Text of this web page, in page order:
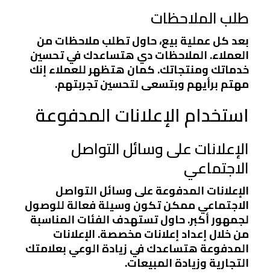
طلب الملاحظات
بعد كل عملية بيع، حاول تطلب ملاحظات من
العملاء. الملاحظات دي هتساعدك في تحسين
خدماتك ومنتجاتك. كمان هتظهر للعملاء إنك
مهتم برأيهم وبتسعى لتحسين تجربتهم.
استخدام الإعلانات المدفوعة
الإعلانات على وسائل التواصل
الاجتماعي
الإعلانات المدفوعة على وسائل التواصل
الاجتماعي ممكن تكون وسيلة فعالة للوصول
لجمهور أكبر. حاول تستهدف الفئات المناسبة
من خلال إعداد إعلانات مخصصة. الإعلانات
المدفوعة هتساعدك في زيادة الوعي بعلامتك
التجارية وزيادة المبيعات.